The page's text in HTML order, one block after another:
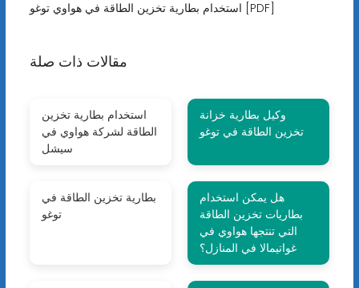
استخدام بطارية تخزين الطاقة في هواوي توغو [PDF]
مقالات ذات صلة
استخدام بطارية تخزين
الطاقة لشركة هواوي في
سيشل
وكيل بطارية خزانة
تخزين الطاقة في توغو
بطارية تخزين الطاقة في
توغو
هل يمكن استخدام
بطاريات تخزين الطاقة
التي تنتجها هواوي في
غواتيمالا في المنازل؟